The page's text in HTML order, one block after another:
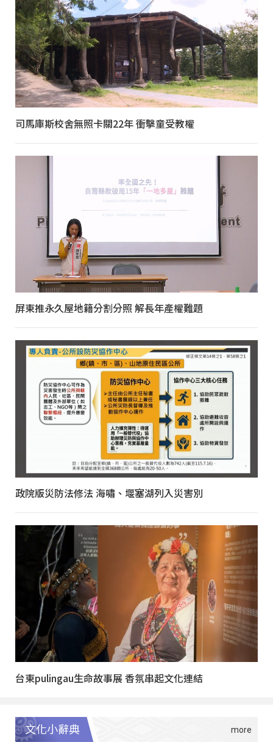
司馬庫斯校舍無照卡關22年 衝擊童受教權
屏東推永久屋地籍分割分照 解長年產權難題
政院版災防法修法 海嘯、堰塞湖列入災害別
台東pulingau生命故事展 香氛串起文化連結
文化小辭典